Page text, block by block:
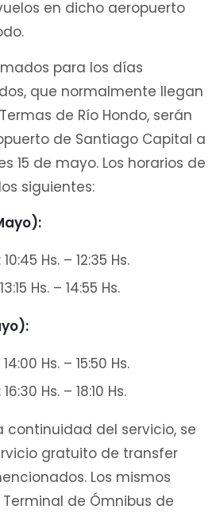
en dicho aeropuerto
para los días
que normalmente llegan
de Río Hondo, serán
de Santiago Capital a
15 de mayo. Los horarios de
siguientes:
10:45 Hs. – 12:35 Hs.
Hs. – 14:55 Hs.
14:00 Hs. – 15:50 Hs.
Hs. – 18:10 Hs.
continuidad del servicio, se
gratuito de transfer
Los mismos
de Ómnibus de